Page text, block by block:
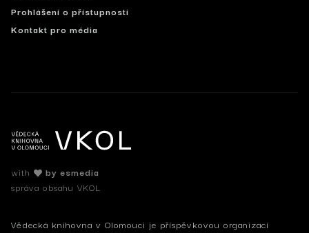
Prohlášení o přístupnosti
Kontakt pro média
with
by esmedia
správa obsahu VKOL
Vědecká knihovna v Olomouci je příspěvkovou organizací